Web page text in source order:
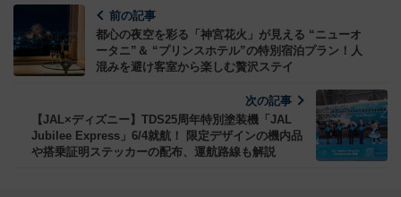
前の記事
都心の夜空を彩る「神宮花火」が見える “ニューオ
ータニ”＆ “プリンスホテル”の特別宿泊プラン！人
混みを避け客室から楽しむ贅沢ステイ
次の記事
【JAL×ディズニー】TDS25周年特別塗装機「JAL
Jubilee Express」6/4就航！ 限定デザインの機内品
や搭乗証明ステッカーの配布、運航路線も解説